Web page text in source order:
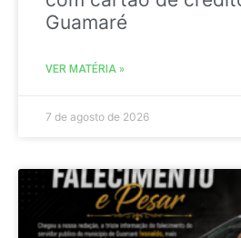
Guamaré
VER MATÉRIA »
7 de agosto de 2026